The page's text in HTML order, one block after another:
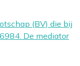
(BV) die bij
De mediator